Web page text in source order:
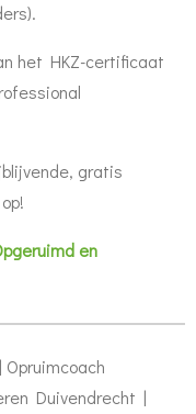
het HKZ-certificaat
gratis
en
Duivendrecht |